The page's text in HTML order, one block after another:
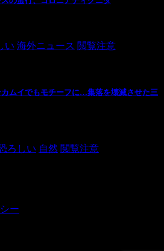
い 海外ニュース 閲覧注意
ムイでもモチーフに…集落を壊滅させた三
ろしい 自然 閲覧注意
ー